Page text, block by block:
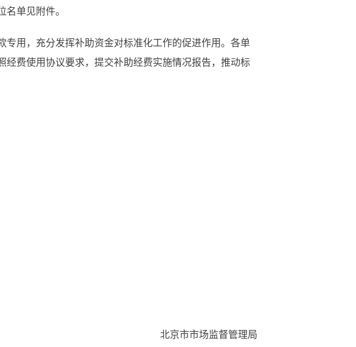
单见附件。
用，充分发挥补助资金对标准化工作的促进作用。各单
费使用协议要求，提交补助经费实施情况报告，推动标
北京市市场监督管理局